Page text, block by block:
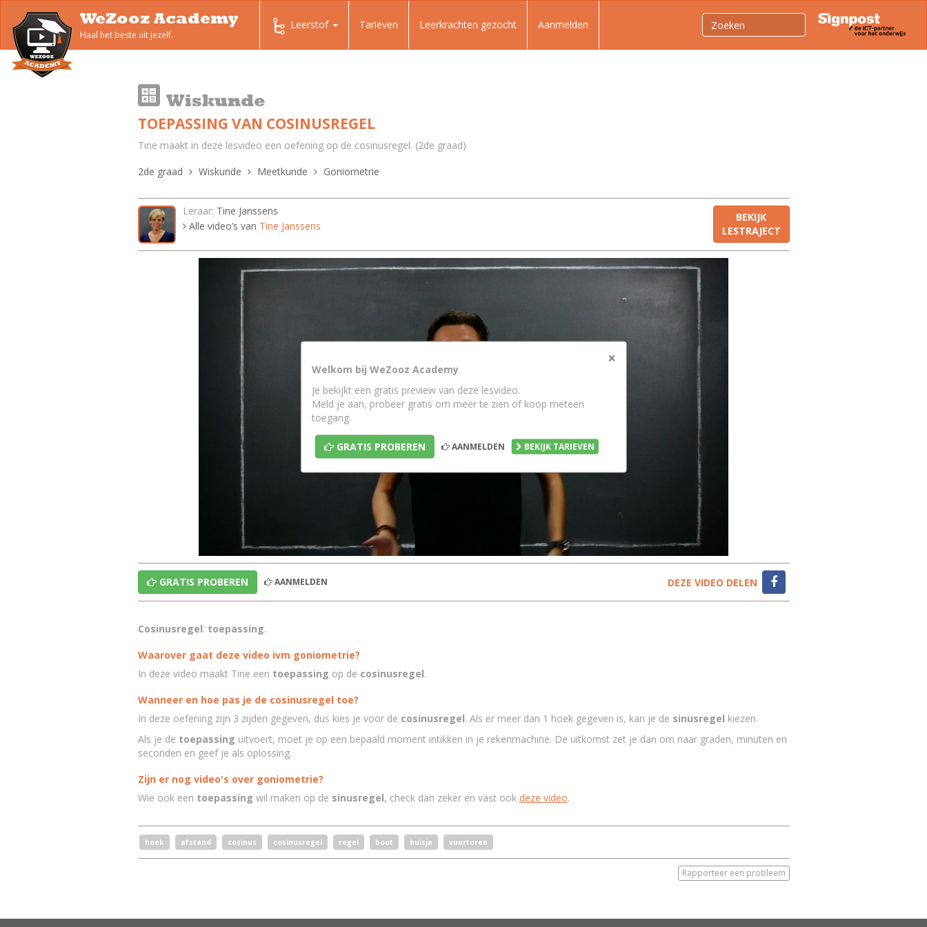
WeZooz Academy
Haal het beste uit jezelf.
Leerstof Tarieven Leerkrachten gezocht Aanmelden
Wiskunde
TOEPASSING VAN COSINUSREGEL
Tine maakt in deze lesvideo een oefening op de cosinusregel. (2de graad)
2de graad
Wiskunde Meetkunde Goniometrie
Leraar: Tine Janssens
Alle video’s van Tine Janssens
BEKIJK
LESTRAJECT
×
Welkom bij WeZooz Academy
Je bekijkt een gratis preview van deze lesvideo.
Meld je aan, probeer gratis om meer te zien of koop meteen
toegang.
GRATIS PROBEREN AANMELDEN BEKIJK TARIEVEN
GRATIS PROBEREN AANMELDEN DEZE VIDEO DELEN
Cosinusregel: toepassing.
Waarover gaat deze video ivm goniometrie?
In deze video maakt Tine een toepassing op de cosinusregel.
Wanneer en hoe pas je de cosinusregel toe?
In deze oefening zijn 3 zijden gegeven, dus kies je voor de cosinusregel. Als er meer dan 1 hoek gegeven is, kan je de sinusregel kiezen.
Als je de toepassing uitvoert, moet je op een bepaald moment intikken in je rekenmachine. De uitkomst zet je dan om naar graden, minuten en
seconden en geef je als oplossing.
Zijn er nog video's over goniometrie?
Wie ook een toepassing wil maken op de sinusregel, check dan zeker en vast ook deze video.
hoek afstand cosinus cosinusregel regel boot huisje vuurtoren
Rapporteer een probleem